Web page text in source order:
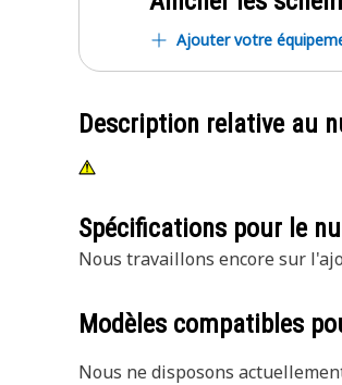
Ajouter votre
Description relative au
Spécifications pour le
Nous travaillons encore sur
Modèles compatibles
Nous ne disposons